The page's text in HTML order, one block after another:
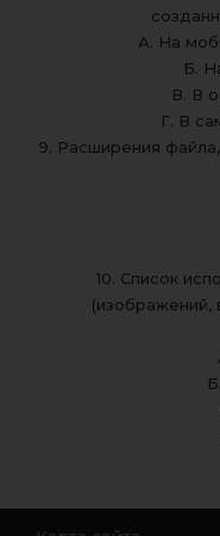
А. На
Б.
В. В
Г. В
9. Расширения
10. Список
(изображений,